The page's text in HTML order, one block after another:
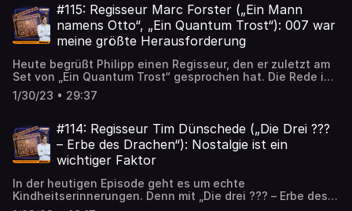
Horrorfigur vermarket, und wie ernüchternd das Business
sein kann. „Cinema Shortcuts“, der Interview-Podcast der
Kino - und Streamingzeitschrift CINEMA mit Chefredakteur
Philipp Schulze. Fragen, Anregungen, Lob und Kritik gerne
an: podcast@cinema.de
#115: Regisseur Marc Forster („Ein Mann
namens Otto“, „Ein Quantum Trost“): 007 war
meine größte Herausforderung
Heute begrüßt Philipp einen Regisseur, den er zuletzt am
Set von „Ein Quantum Trost“ gesprochen hat. Die Rede ist
von Marc Forster. Mit Marc spricht Philipp über seinen
neuen Film „Ein Mann namens Otto“, für den Tom Hanks
ausgezeichnet wurde, wie er die Arbeit an „James Bond
007: Ein Quantum Trost“ rückblickend bewertet und
warum er versucht, alle Genres kennenzulernen. „Cinema
Shortcuts“, der Interview-Podcast der Kino - und
Streamingzeitschrift CINEMA mit Chefredakteur Philipp
Schulze. Fragen, Anregungen, Lob und Kritik gerne an:
podcast@cinema.de
1/30/23 • 29:37
#114: Regisseur Tim Dünschede („Die Drei ???
– Erbe des Drachen“): Nostalgie ist ein
wichtiger Faktor
In der heutigen Episode geht es um echte
Kindheitserinnerungen. Denn mit „Die drei ??? – Erbe des
Drachen“ kehren die drei bekanntesten Juniordetektive